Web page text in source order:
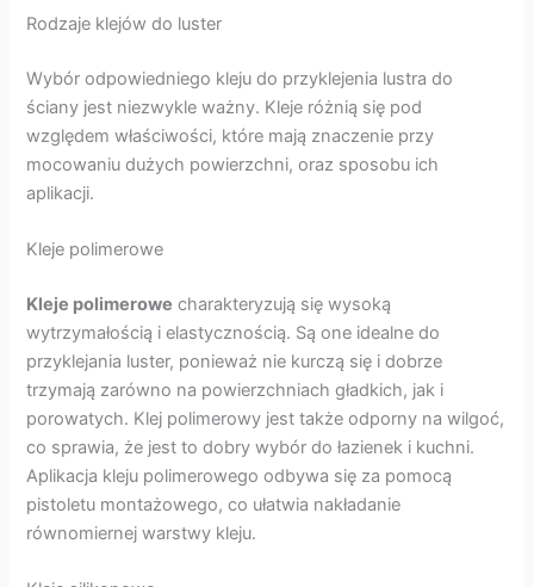
Rodzaje klejów do luster
Wybór odpowiedniego kleju do przyklejenia lustra do
ściany jest niezwykle ważny. Kleje różnią się pod
względem właściwości, które mają znaczenie przy
mocowaniu dużych powierzchni, oraz sposobu ich
aplikacji.
Kleje polimerowe
Kleje polimerowe charakteryzują się wysoką
wytrzymałością i elastycznością. Są one idealne do
przyklejania luster, ponieważ nie kurczą się i dobrze
trzymają zarówno na powierzchniach gładkich, jak i
porowatych. Klej polimerowy jest także odporny na wilgoć,
co sprawia, że jest to dobry wybór do łazienek i kuchni.
Aplikacja kleju polimerowego odbywa się za pomocą
pistoletu montażowego, co ułatwia nakładanie
równomiernej warstwy kleju.